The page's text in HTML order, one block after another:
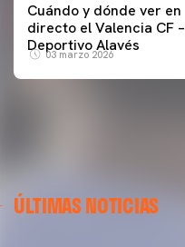
Cuándo y dónde ver en
directo el Valencia CF –
Deportivo Alavés
03 marzo 2026
ÚLTIMAS NOTICIAS